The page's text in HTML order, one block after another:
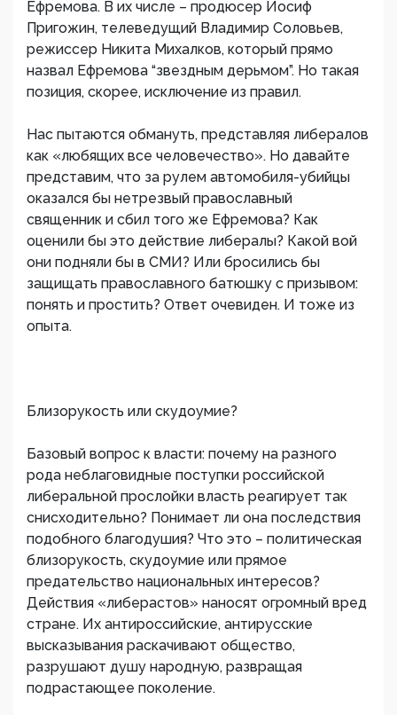
Ефремова. В их числе – продюсер Иосиф
Пригожин, телеведущий Владимир Соловьев,
режиссер Никита Михалков, который прямо
назвал Ефремова “звездным дерьмом”. Но такая
позиция, скорее, исключение из правил.
Нас пытаются обмануть, представляя либералов
как «любящих все человечество». Но давайте
представим, что за рулем автомобиля-убийцы
оказался бы нетрезвый православный
священник и сбил того же Ефремова? Как
оценили бы это действие либералы? Какой вой
они подняли бы в СМИ? Или бросились бы
защищать православного батюшку с призывом:
понять и простить? Ответ очевиден. И тоже из
опыта.
Близорукость или скудоумие?
Базовый вопрос к власти: почему на разного
рода неблаговидные поступки российской
либеральной прослойки власть реагирует так
снисходительно? Понимает ли она последствия
подобного благодушия? Что это – политическая
близорукость, скудоумие или прямое
предательство национальных интересов?
Действия «либерастов» наносят огромный вред
стране. Их антироссийские, антирусские
высказывания раскачивают общество,
разрушают душу народную, развращая
подрастающее поколение.